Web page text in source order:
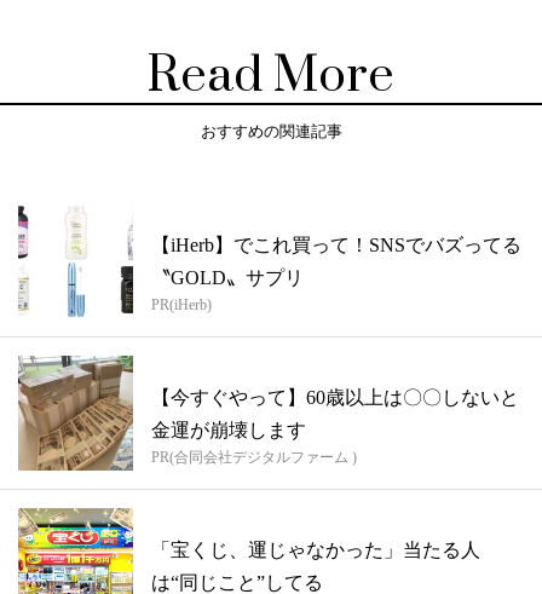
Read More
おすすめの関連記事
【iHerb】でこれ買って！SNSでバズってる
〝GOLD〟サプリ
PR(iHerb)
【今すぐやって】60歳以上は〇〇しないと
金運が崩壊します
PR(合同会社デジタルファーム )
「宝くじ、運じゃなかった」当たる人
は“同じこと”してる